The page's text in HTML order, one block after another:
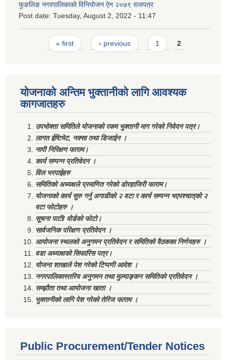
फुङलिङ नगरपालिकाको विनियोजन ऐन २०७९ राजपत्र
Post date: Tuesday, August 2, 2022 - 11:47
Pages« first ‹ previous 1 2
योजनाको अन्तिम भुक्तानीको लागि आवश्यक
कागजातहरु
उपभोक्ता समितिले योजनाको रकम भुक्तानी माग गरेको निवेदन पत्र।
लागत ईष्टिमेट, नक्सा तथा डिजाईन ।
नापी निरिक्षण फाराम।
कार्य सम्पन्न प्रतिवेदन ।
विल भरपाईहरु
समितिको अध्यक्षले प्रमाणित गरेको डोरहाजिरी फाराम।
योजनाको कार्य सुरु गर्नु अगाडीको २ वटा र कार्य सम्पन्न भएपश्चात्‌को २
वटा फोटोहरु ।
सूचना पाटी/ वोर्डको फोटो।
सार्वजनिक परिक्षण प्रतिवेदन ।
आयोजना स्थलको अनुगमन प्रतिवेदन र समितिको वैठकका निर्णयहरु ।
वडा अध्याक्षको सिफारिस पत्र।
योजना शाखाले पेश गरेको टिप्पणी आदेश ।
नगरपालिकास्तरिय अनुगमन तथा मुल्याङ्कन समितिको प्रतिवेदन ।
सम्झौता तथा आयोजना खाता ।
भुक्तानीको लागि पेश गरेको तेरिज फाराम ।
Public Procurement/Tender Notices